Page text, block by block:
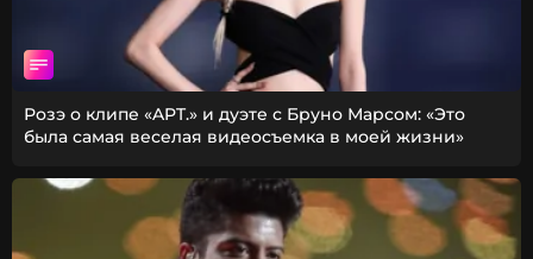
Розэ о клипе «APT.» и дуэте с Бруно Марсом: «Это
была самая веселая видеосъемка в моей жизни»